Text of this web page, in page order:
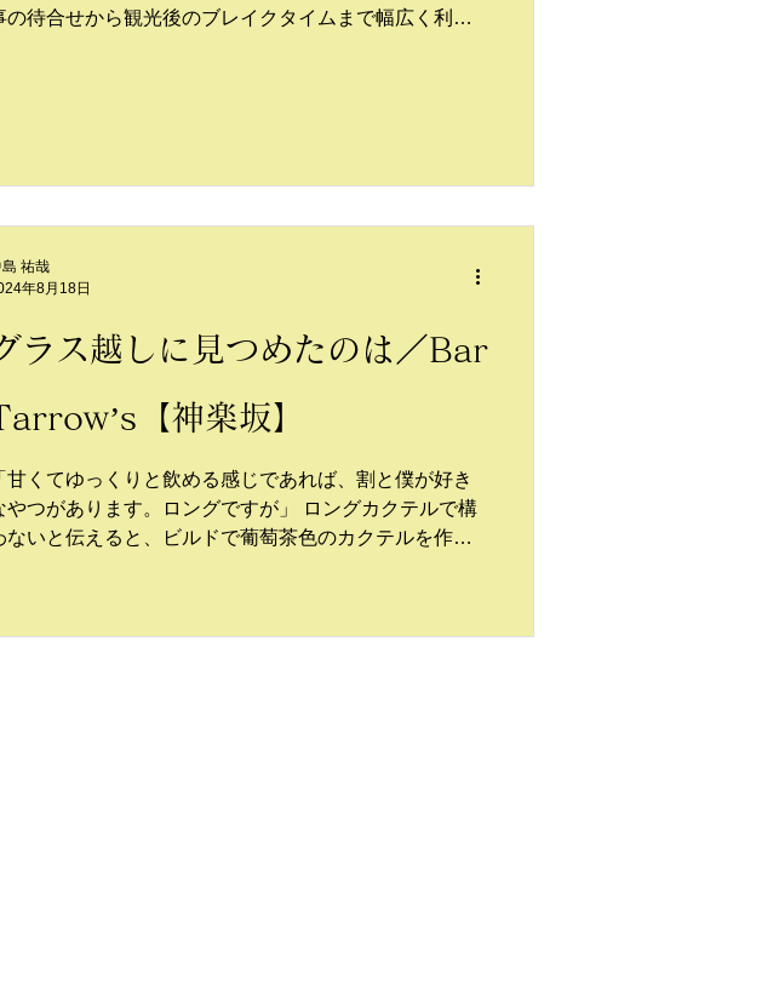
の待合せから観光後のブレイクタイムまで幅広く利用
ラス越しに見つめたのは／Bar
【神楽坂】
甘くてゆっくりと飲める感じであれば、割と僕が好き
やつがあります。ロングですが」 ロングカクテルで構
ないと伝えると、ビルドで葡萄茶色のカクテルを作っ
祐哉
年8月18日